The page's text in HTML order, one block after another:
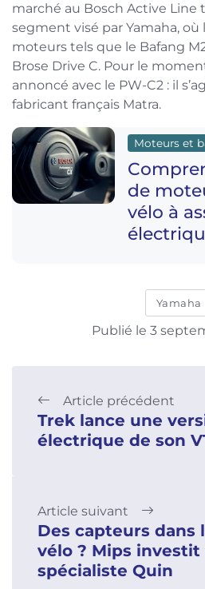
marché au Bosch Active Line
segment visé par Yamaha, où
moteurs tels que le Bafang
Brose Drive C. Pour le
annoncé avec le PW-C2 : il
fabricant français Matra.
Moteurs et
de
vélo à
Yamaha
Publié le 3
Article précédent
Trek lance une
électrique de son
Article suivant
Des capteurs dans
vélo ? Mips investit
spécialiste Quin